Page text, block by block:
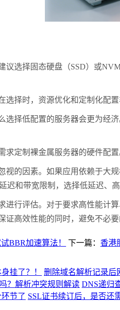
择固态硬盘（SSD）或
时，资源优化和定制化配置
低配置的服务器会更为经济
制裸金属服务器的硬件配置
因素。如果应用依赖于大
迟和带宽限制，选择低延迟、
评估。对于要求高性能计算
高效性能的同时，避免不必要
BBR加速算法！ 下一篇： 香港
挂了？！
删除域名解析记录后
？解析冲突规则解读 DNS递归
节了 SSL证书续订后，是否还